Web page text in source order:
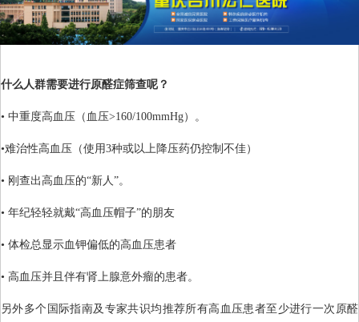
加200%，因此我们要加强对原醛症患者的早筛早诊工作。
什么人群需要进行原醛症筛查呢？
• 中重度高血压（血压>160/100mmHg）。
•难治性高血压（使用3种或以上降压药仍控制不佳）
• 刚查出高血压的“新人”。
• 年纪轻轻就戴“高血压帽子”的朋友
• 体检总显示血钾偏低的高血压患者
• 高血压并且伴有肾上腺意外瘤的患者。
另外多个国际指南及专家共识均推荐所有高血压患者至少进行一次原醛